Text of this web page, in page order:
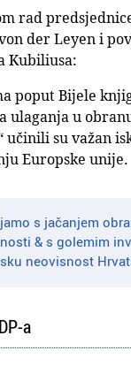
rad
der Leyen i
Kubiliusa:
poput Bijele
ulaganja u
učinili su važan
Europske unije.
s jačanjem
& s golemim
neovisnost
a